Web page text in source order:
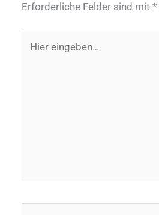
Erforderliche Felder sind mit*
eingeben…